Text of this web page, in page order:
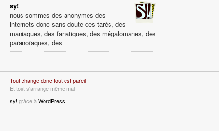
sy!
nous sommes des anonymes des
internets donc sans doute des tarés, des
maniaques, des fanatiques, des mégalomanes, des
paranoïaques, des
Tout change donc tout est pareil
Et tout s'arrange même mal
sy! grâce à WordPress